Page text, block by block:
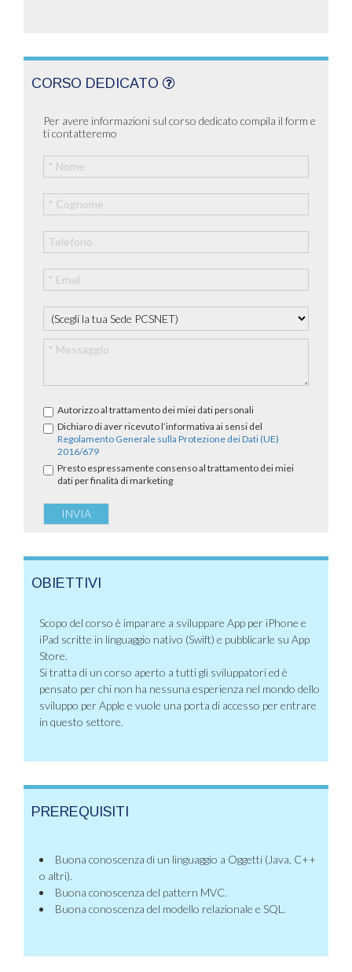
CORSO DEDICATO
Per avere informazioni sul corso dedicato compila il form e
ti contatteremo
Autorizzo al trattamento dei miei dati personali
Dichiaro di aver ricevuto l’informativa ai sensi del
Regolamento Generale sulla Protezione dei Dati (UE)
2016/679
Presto espressamente consenso al trattamento dei miei
dati per finalità di marketing
OBIETTIVI
Scopo del corso è imparare a sviluppare App per iPhone e
iPad scritte in linguaggio nativo (Swift) e pubblicarle su App
Store.
Si tratta di un corso aperto a tutti gli sviluppatori ed è
pensato per chi non ha nessuna esperienza nel mondo dello
sviluppo per Apple e vuole una porta di accesso per entrare
in questo settore.
PREREQUISITI
Buona conoscenza di un linguaggio a Oggetti (Java, C++
o altri).
Buona conoscenza del pattern MVC.
Buona conoscenza del modello relazionale e SQL.